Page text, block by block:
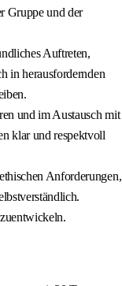
Gruppe und der
Auftreten,
in herausfordernden
und im Austausch mit
klar und respektvoll
Anforderungen,